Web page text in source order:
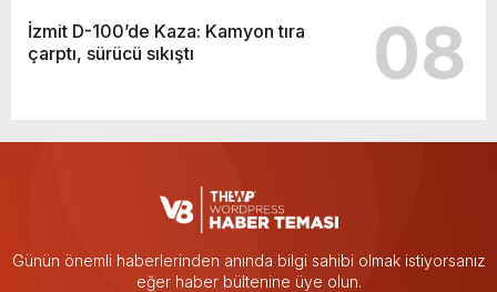
İzmit D-100’de Kaza: Kamyon tıra
çarptı, sürücü sıkıştı
08
Günün önemli haberlerinden anında bilgi sahibi olmak istiyorsanız
eğer haber bültenine üye olun.